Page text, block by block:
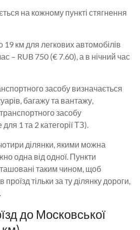
на кожному пункті стягнення
19 км для легкових автомобілів
– RUB 750 (€ 7.60), а в нічний час
засобу визначається
багажу та вантажу,
засобу
1 та 2 категорії ТЗ).
ділянки, якими можна
одна від одної. Пункти
таким чином, щоб
тільки за ту ділянку дороги,
до Московської